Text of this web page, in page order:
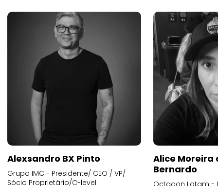
Alexsandro BX Pinto
Grupo IMC - Presidente/ CEO / VP/
Sócio Proprietário/C-level
Alice
Bernardo
Octagon Latam -